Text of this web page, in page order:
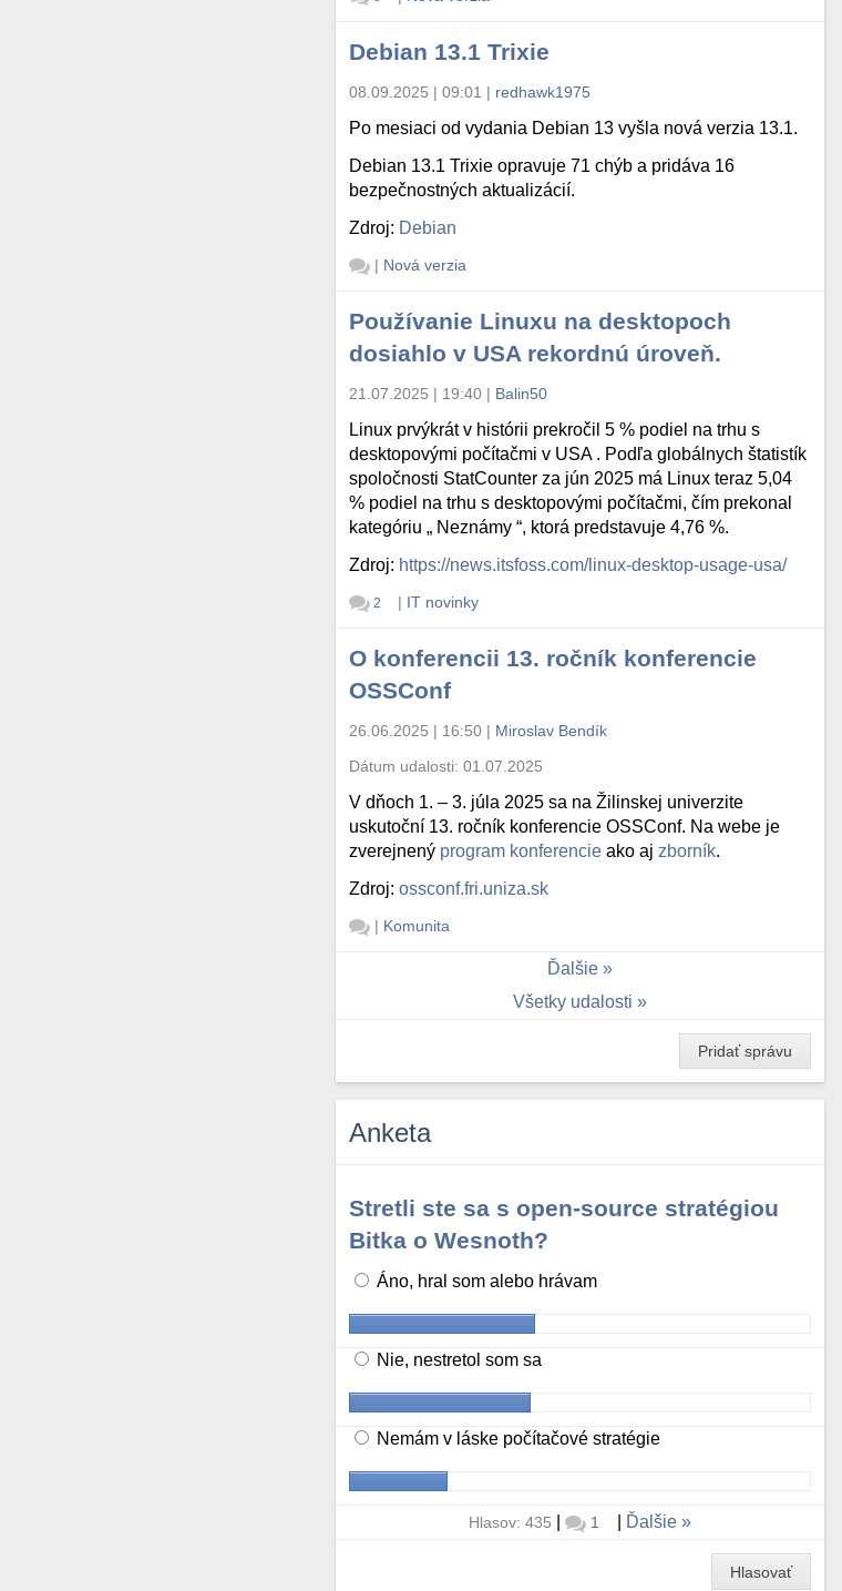
Debian 13.1 Trixie
08.09.2025 | 09:01 | redhawk1975
Po mesiaci od vydania Debian 13 vyšla nová verzia 13.1.
Debian 13.1 Trixie opravuje 71 chýb a pridáva 16
bezpečnostných aktualizácií.
Zdroj: Debian
| Nová verzia
Používanie Linuxu na desktopoch
dosiahlo v USA rekordnú úroveň.
21.07.2025 | 19:40 | Balin50
Linux prvýkrát v histórii prekročil 5 % podiel na trhu s
desktopovými počítačmi v USA . Podľa globálnych štatistík
spoločnosti StatCounter za jún 2025 má Linux teraz 5,04
% podiel na trhu s desktopovými počítačmi, čím prekonal
kategóriu „ Neznámy “, ktorá predstavuje 4,76 %.
Zdroj: https://news.itsfoss.com/linux-desktop-usage-usa/
2 | IT novinky
O konferencii 13. ročník konferencie
OSSConf
26.06.2025 | 16:50 | Miroslav Bendík
Dátum udalosti:01.07.2025
V dňoch 1. – 3. júla 2025 sa na Žilinskej univerzite
uskutoční 13. ročník konferencie OSSConf. Na webe je
zverejnený program konferencie ako aj zborník.
Zdroj:ossconf.fri.uniza.sk
| Komunita
Ďalšie
Všetky udalosti
Pridať správu
Anketa
Stretli ste sa s open-source stratégiou
Bitka o Wesnoth?
Áno, hral som alebo hrávam
Nie, nestretol som sa
Nemám v láske počítačové stratégie
Hlasov: 435 | 1 Ďalšie
Hlasovať